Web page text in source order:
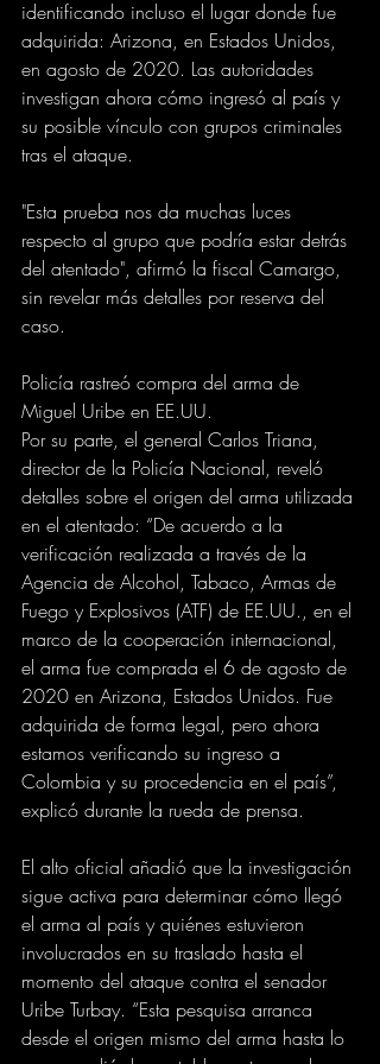
identificando incluso el lugar donde fue
adquirida: Arizona, en Estados Unidos,
en agosto de 2020. Las autoridades
investigan ahora cómo ingresó al país y
su posible vínculo con grupos criminales
tras el ataque.
"Esta prueba nos da muchas luces
respecto al grupo que podría estar detrás
del atentado", afirmó la fiscal Camargo,
sin revelar más detalles por reserva del
caso.
Policía rastreó compra del arma de
Miguel Uribe en EE.UU.
Por su parte, el general Carlos Triana,
director de la Policía Nacional, reveló
detalles sobre el origen del arma utilizada
en el atentado: “De acuerdo a la
verificación realizada a través de la
Agencia de Alcohol, Tabaco, Armas de
Fuego y Explosivos (ATF) de EE.UU., en el
marco de la cooperación internacional,
el arma fue comprada el 6 de agosto de
2020 en Arizona, Estados Unidos. Fue
adquirida de forma legal, pero ahora
estamos verificando su ingreso a
Colombia y su procedencia en el país”,
explicó durante la rueda de prensa.
El alto oficial añadió que la investigación
sigue activa para determinar cómo llegó
el arma al país y quiénes estuvieron
involucrados en su traslado hasta el
momento del ataque contra el senador
Uribe Turbay. “Esta pesquisa arranca
desde el origen mismo del arma hasta lo